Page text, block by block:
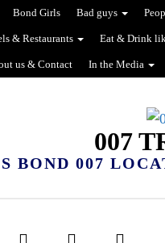
Bond Girls Bad guys
& Restaurants Eat & Drink
us & Contact In the Media
007
BOND 007